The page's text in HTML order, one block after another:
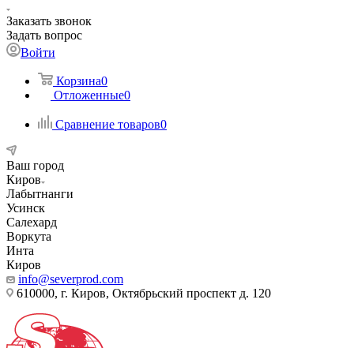
Заказать звонок
Задать вопрос
Войти
Корзина0
Отложенные0
Сравнение товаров0
Ваш город
Киров
Лабытнанги
Усинск
Салехард
Воркута
Инта
Киров
info@severprod.com
610000, г. Киров, Октябрьский проспект д. 120